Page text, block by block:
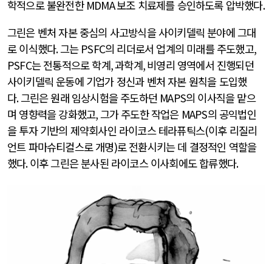
학적으로 불완전한 MDMA보조 치료제를 승인하도록 압박했다.
그린은 벤처 자본 중심의 사고방식을 사이키델릭 분야에 그대
로 이식했다.그는 PSFC의 리더로서 업계의 미래를 주도했고,
PSFC는 전통적으로 학계,과학계,비영리 영역에서 진행되던
사이키델릭 운동에 기업가 정신과 벤처 자본 원칙을 도입했
다.그린은 원래 임상시험을 주도하던 MAPS의 이사직을 맡으
며 영향력을 강화했고,그가 주도한 작업은 MAPS의 공익법인
을 투자 기반의 제약회사인 라이코스 테라퓨틱스(이후 리질리
언트 파마슈티컬스로 개명)로 전환시키는 데 결정적인 역할을
했다.이후 그린은 분사된 라이코스 이사회에도 합류했다.